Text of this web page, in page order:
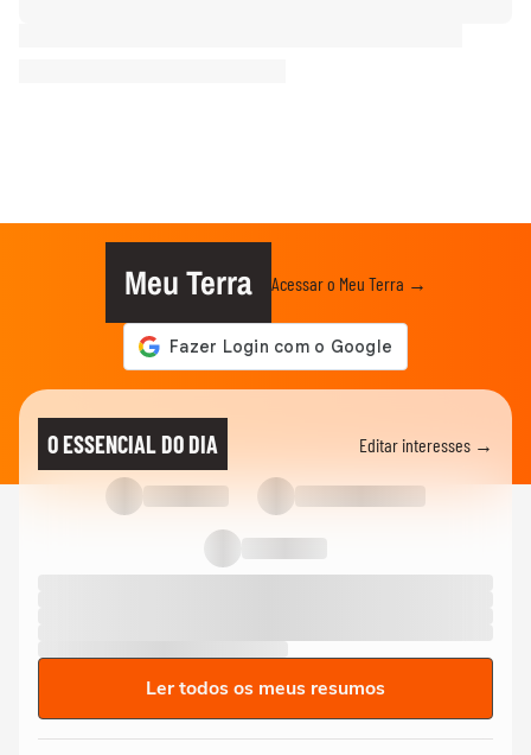
Meu Terra Acessar o Meu Terra →
O ESSENCIAL DO DIA Editar interesses →
Ler todos os meus resumos